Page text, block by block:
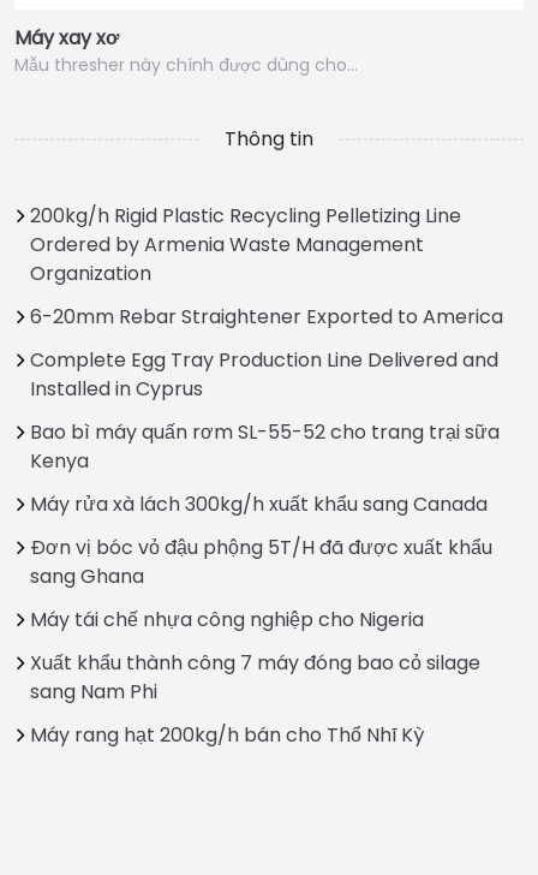
Máy xay xơ
Mẫu thresher này chính được dùng cho…
Thông tin
200kg/h Rigid Plastic Recycling Pelletizing Line
Ordered by Armenia Waste Management
Organization
6-20mm Rebar Straightener Exported to America
Complete Egg Tray Production Line Delivered and
Installed in Cyprus
Bao bì máy quấn rơm SL-55-52 cho trang trại sữa
Kenya
Máy rửa xà lách 300kg/h xuất khẩu sang Canada
Đơn vị bóc vỏ đậu phộng 5T/H đã được xuất khẩu
sang Ghana
Máy tái chế nhựa công nghiệp cho Nigeria
Xuất khẩu thành công 7 máy đóng bao cỏ silage
sang Nam Phi
Máy rang hạt 200kg/h bán cho Thổ Nhĩ Kỳ